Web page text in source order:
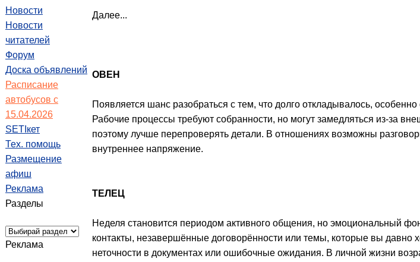
Новости
Новости
читателей
Форум
Доска объявлений
Расписание
автобусов с
15.04.2026
SETIкет
Тех. помощь
Размещение
афиш
Реклама
Разделы
Реклама
Далее...
ОВЕН
Появляется шанс разобраться с тем, что долго откладывалось,
Рабочие процессы требуют собранности, но могут замедляться из‑за
поэтому лучше перепроверять детали. В отношениях возможны
внутреннее напряжение.
ТЕЛЕЦ
Неделя становится периодом активного общения, но эмоциональный
контакты, незавершённые договорённости или темы, которые вы давно
неточности в документах или ошибочные ожидания. В личной жизни